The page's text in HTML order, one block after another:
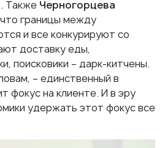
Также Черногорцева
границы между
и все конкурируют со
доставку еды,
поисковики – дарк-китчены.
– единственный в
фокус на клиенте. И в эру
удержать этот фокус все